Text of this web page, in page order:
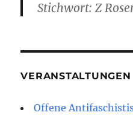
Stichwort: Z
VERANSTALTUNGEN
Offene